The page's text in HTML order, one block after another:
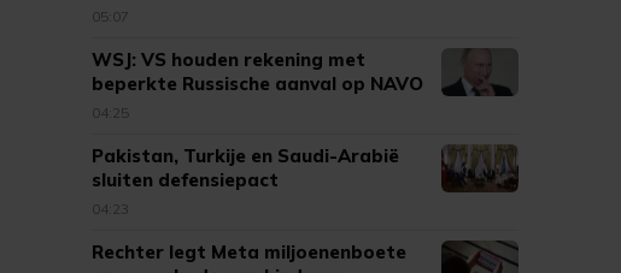
05:07
WSJ: VS houden rekening met
beperkte Russische aanval op NAVO
04:25
Pakistan, Turkije en Saudi-Arabië
sluiten defensiepact
04:23
Rechter legt Meta miljoenenboete